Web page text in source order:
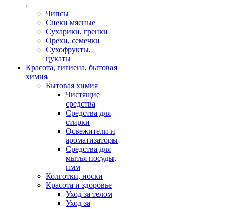
Чипсы
Снеки мясные
Сухарики, гренки
Орехи, семечки
Сухофрукты,
цукаты
Красота, гигиена, бытовая
химия
Бытовая химия
Чистящие
средства
Средства для
стирки
Освежители и
ароматизаторы
Средства для
мытья посуды,
пмм
Колготки, носки
Красота и здоровье
Уход за телом
Уход за